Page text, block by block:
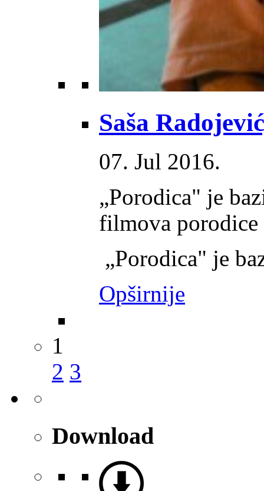
Saša
07. Jul 2016.
„Porodica" je
filmova porodice
„Porodica" je
Opširnije
1
2 3
Download